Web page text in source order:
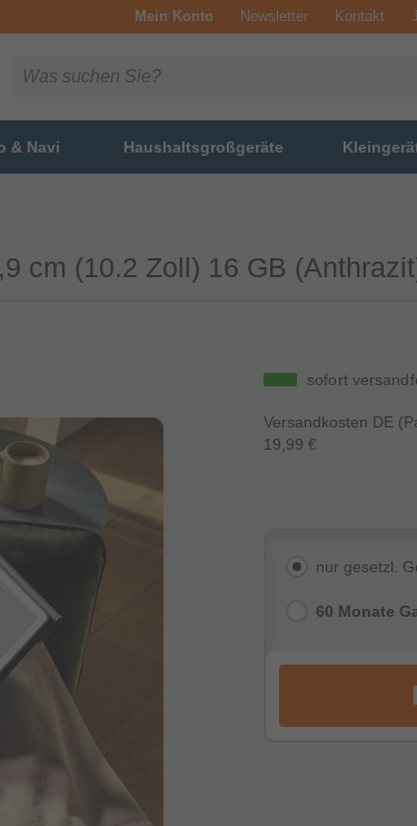
Mein Konto Newsletter Kontakt
& Navi Haushaltsgroßgeräte
cm (10.2 Zoll) 16 GB
sofort
Versandkosten DE
19,99 €
nur gesetzl.
60 Monate